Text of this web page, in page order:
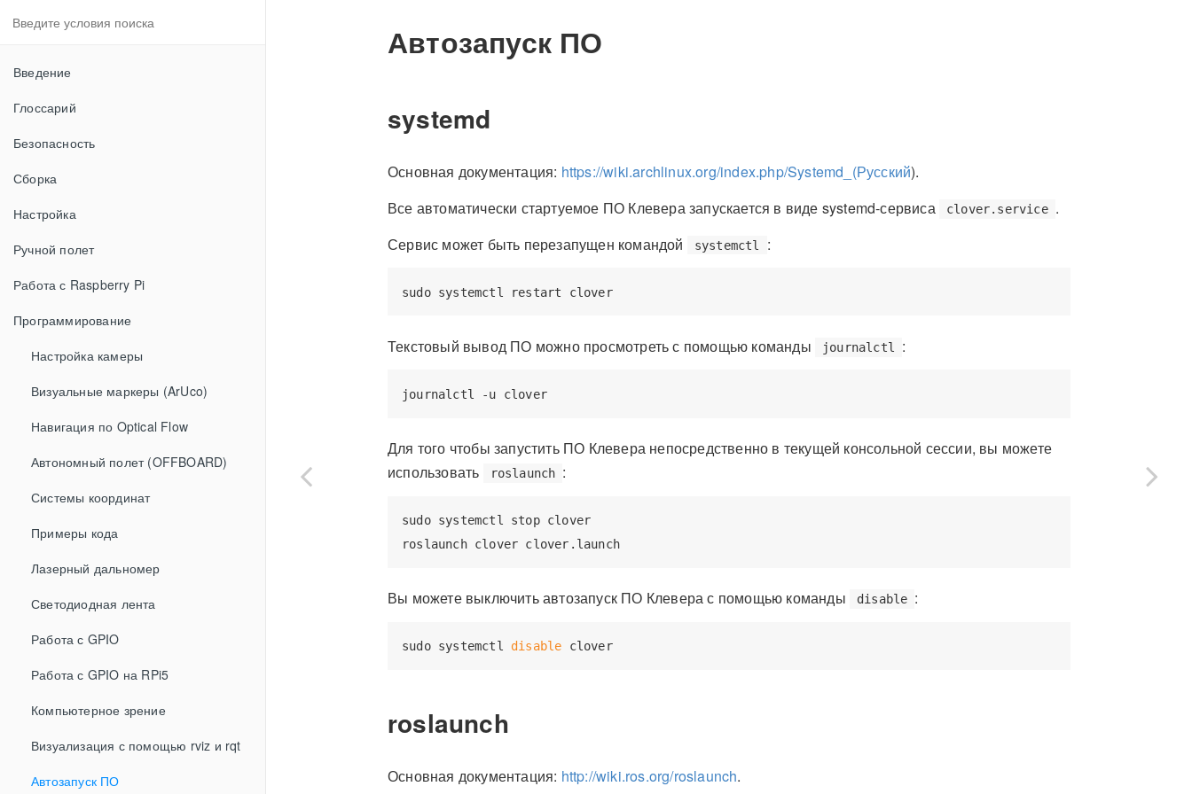
Введение
Глоссарий
Безопасность
Сборка
Настройка
Ручной полет
Работа с Raspberry Pi
Программирование
Настройка камеры
Визуальные маркеры (ArUco)
Навигация по Optical Flow
Автономный полет (OFFBOARD)
Системы координат
Примеры кода
Лазерный дальномер
Светодиодная лента
Работа с GPIO
Работа с GPIO на RPi5
Компьютерное зрение
Визуализация с помощью rviz и rqt
Автозапуск ПО
Автозапуск ПО
systemd
Основная документация: https://wiki.archlinux.org/index.php/Systemd_(Русский).
Все автоматически стартуемое ПО Клевера запускается в виде systemd-сервиса
clover.service .
Сервис может быть перезапущен командой
systemctl :
sudo systemctl restart clover
Текстовый вывод ПО можно просмотреть с помощью команды journalctl :
Для того чтобы запустить ПО Клевера непосредственно в текущей консольной сессии, вы можете
использовать
roslaunch :
sudo systemctl stop clover
Вы можете выключить автозапуск ПО Клевера с помощью команды disable :
sudo systemctl disable clover
roslaunch
Основная документация: http://wiki.ros.org/roslaunch.